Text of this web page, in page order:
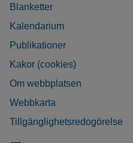
Blanketter
Kalendarium
Publikationer
Kakor (cookies)
Om webbplatsen
Webbkarta
Tillgänglighetsredogörelse